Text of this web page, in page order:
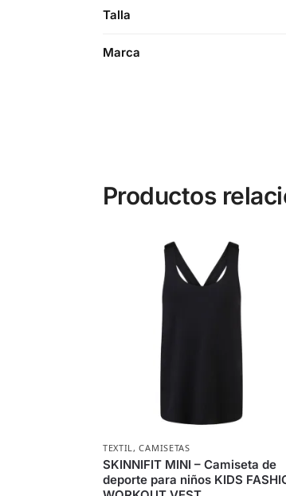
Talla
Marca
Productos
TEXTIL ,CAMISETAS
SKINNIFIT MINI – Camiseta de
deporte para niños KIDS